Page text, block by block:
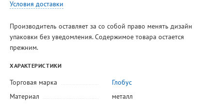
Условия доставки
Производитель оставляет за со собой право менять дизайн
упаковки без уведомления. Содержимое товара остается
прежним.
ХАРАКТЕРИСТИКИ
Торговая марка
Глобус
Материал
металл